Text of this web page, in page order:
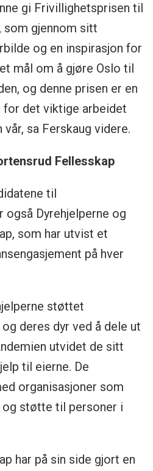
gi Frivillighetsprisen til
som gjennom sitt
og en inspirasjon for
mål om å gjøre Oslo til
og denne prisen er en
for det viktige arbeidet
sa Ferskaug videre.
Fellesskap
til
også Dyrehjelperne og
som har utvist et
på hver
støttet
deres dyr ved å dele ut
utvidet de sitt
til eierne. De
organisasjoner som
støtte til personer i
har på sin side gjort en